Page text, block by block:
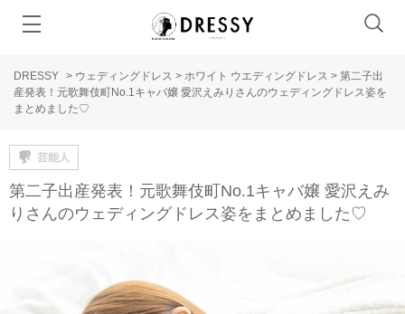
DRESSY > ウェディングドレス > ホワイト ウエディングドレス > 第二子出
産発表！元歌舞伎町No.1キャバ嬢 愛沢えみりさんのウェディングドレス姿を
まとめました♡
芸能人
第二子出産発表！元歌舞伎町No.1キャバ嬢 愛沢えみ
りさんのウェディングドレス姿をまとめました♡